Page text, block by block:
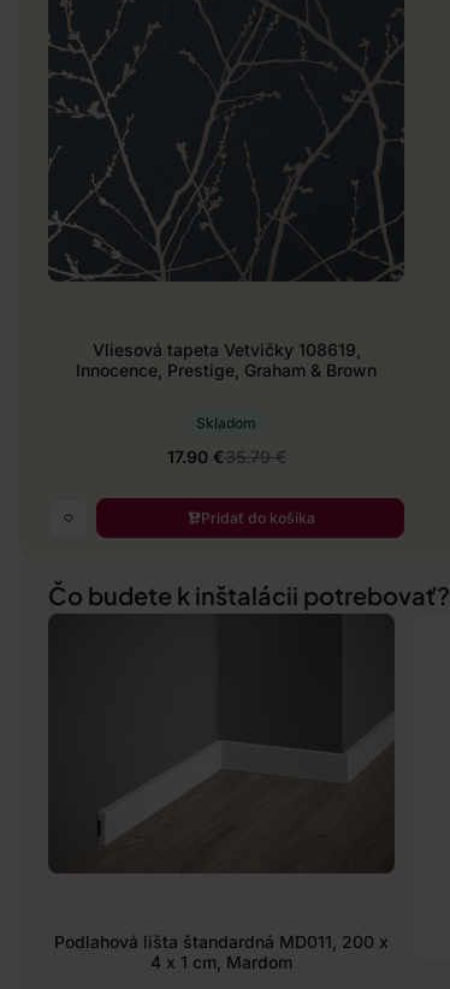
Vliesová tapeta Vetvičky 108619,
Innocence, Prestige, Graham & Brown
Skladom
17.90 €35.79 €
Pridať do košíka
Čo budete k inštalácii potrebovať?
Podlahová lišta štandardná MD011, 200 x
4 x 1 cm, Mardom